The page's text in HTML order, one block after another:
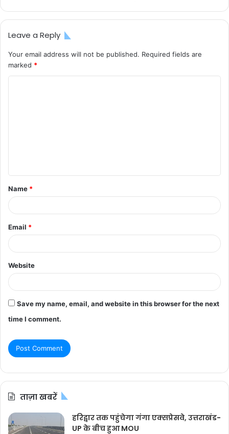
Leave a Reply
Your email address will not be published. Required fields are
marked *
t
*
Name *
Email *
Website
Save my name, email, and website in this browser for the next
time I comment.
ताज़ा खबरें
हरिद्वार तक पहुंचेगा गंगा एक्सप्रेसवे, उत्तराखंड-
UP के बीच हुआ MOU